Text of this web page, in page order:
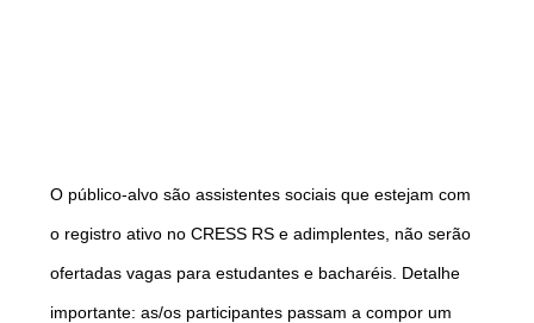
O público-alvo são assistentes sociais que estejam com
o registro ativo no CRESS RS e adimplentes, não serão
ofertadas vagas para estudantes e bacharéis. Detalhe
importante: as/os participantes passam a compor um